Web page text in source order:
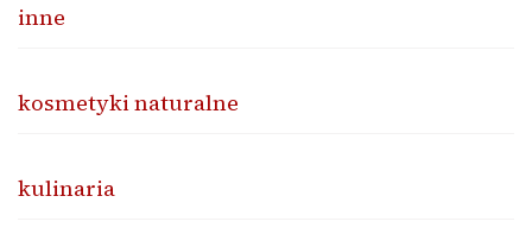
inne
kosmetyki naturalne
kulinaria